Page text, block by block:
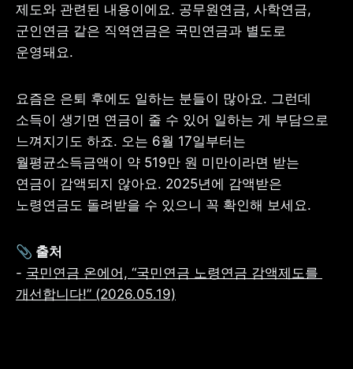
제도와 관련된 내용이에요. 공무원연금, 사학연금,
군인연금 같은 직역연금은 국민연금과 별도로
운영돼요.
요즘은 은퇴 후에도 일하는 분들이 많아요. 그런데
소득이 생기면 연금이 줄 수 있어 일하는 게 부담으로
느껴지기도 하죠. 오는 6월 17일부터는
월평균소득금액이 약 519만 원 미만이라면 받는
연금이 감액되지 않아요. 2025년에 감액받은
노령연금도 돌려받을 수 있으니 꼭 확인해 보세요.
📎 출처
- 국민연금 온에어, “국민연금 노령연금 감액제도를
개선합니다!” (2026.05.19)